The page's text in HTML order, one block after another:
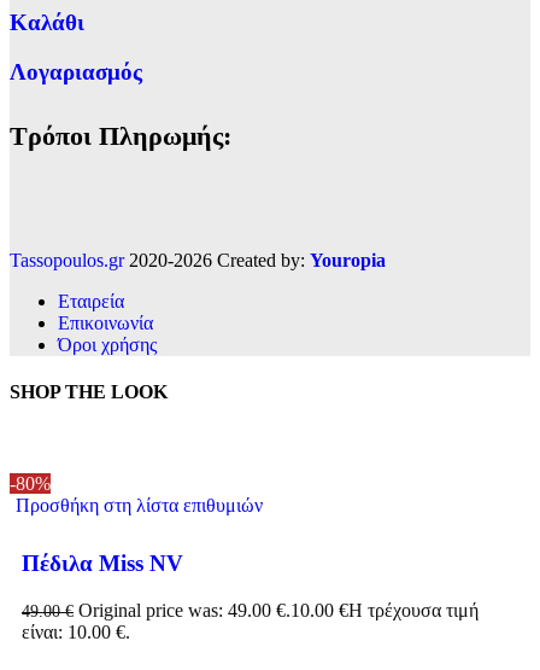
Καλάθι
Λογαριασμός
Τρόποι Πληρωμής:
Tassopoulos.gr2020-2026 Created by: Youropia
Εταιρεία
Επικοινωνία
Όροι χρήσης
SHOP THE LOOK
-80%
Προσθήκη στη λίστα επιθυμιών
Πέδιλα Miss NV
49.00€ Original price was: 49.00 €.10.00 €Η τρέχουσα τιμή
είναι: 10.00 €.